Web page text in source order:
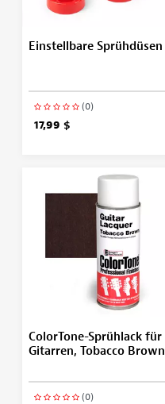
Einstellbare Sprühdüsen
(0)
17,99 $
ColorTone-Sprühlack für
Gitarren, Tobacco Brown
(0)